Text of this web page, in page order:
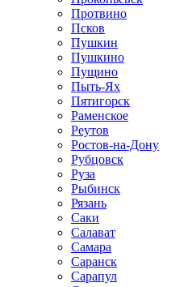
Протвино
Псков
Пушкин
Пушкино
Пущино
Пыть-Ях
Пятигорск
Раменское
Реутов
Ростов-на-Дону
Рубцовск
Руза
Рыбинск
Рязань
Саки
Салават
Самара
Саранск
Сарапул